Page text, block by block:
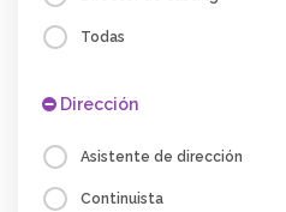
Todas
Dirección
Asistente de dirección
Continuista